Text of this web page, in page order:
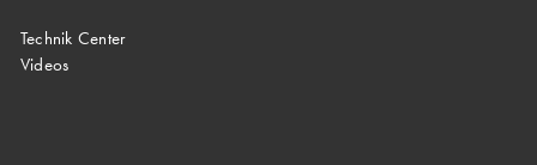
Technik Center
Videos